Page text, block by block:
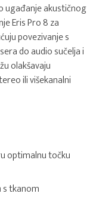
ugađanje akustičnog
Eris Pro 8 za
povezivanje s
do audio sučelja i
olakšavaju
ili višekanalni
optimalnu točku
s tkanom